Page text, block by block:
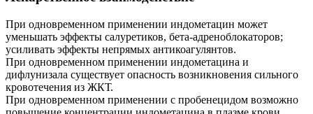
При одновременном применении индометацин может
уменьшать эффекты салуретиков, бета-адреноблокаторов;
усиливать эффекты непрямых антикоагулянтов.
При одновременном применении индометацина и
дифлунизала существует опасность возникновения сильного
кровотечения из ЖКТ.
При одновременном применении с пробенецидом возможно